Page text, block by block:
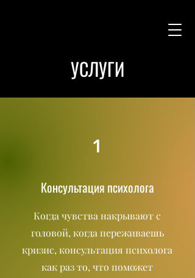
УСЛУГИ
1
Консультация психолога
Когда чувства накрывают с
головой, когда переживаешь
кризис, консультация психолога
как раз то, что поможет